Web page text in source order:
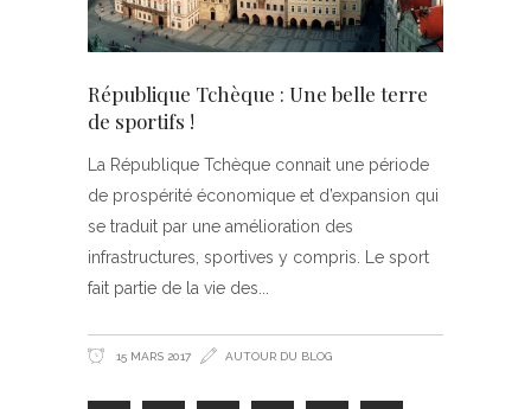
République Tchèque : Une belle terre
de sportifs !
La République Tchèque connait une période
de prospérité économique et d’expansion qui
se traduit par une amélioration des
infrastructures, sportives y compris. Le sport
fait partie de la vie des
15 MARS 2017 AUTOUR DU BLOG